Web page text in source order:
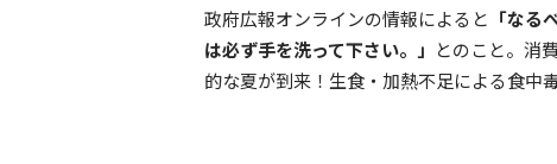
政府広報オンラインの情報によると 「なる
は必ず手を洗って下さい。」 とのこと。消
的な夏が到来！生食・加熱不足による食中